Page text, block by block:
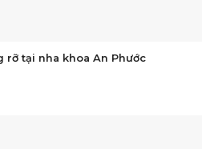
tại nha khoa An Phước